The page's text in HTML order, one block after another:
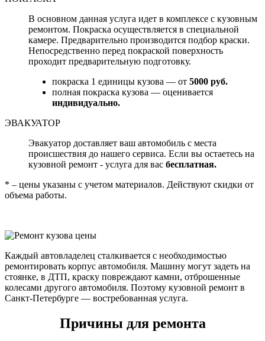
В основном данная услуга идет в комплексе с кузовным
ремонтом. Покраска осуществляется в специальной
камере. Предварительно производится подбор краски.
Непосредственно перед покраской поверхность
проходит предварительную подготовку.
покраска 1 единицы кузова — от 5000 руб.
полная покраска кузова — оценивается
индивидуально.
ЭВАКУАТОР
Эвакуатор доставляет ваш автомобиль с места
происшествия до нашего сервиса. Если вы остаетесь на
кузовной ремонт - услуга для вас бесплатная.
* – цены указаны с учетом материалов. Действуют скидки от
объема работы.
Каждый автовладелец сталкивается с необходимостью
ремонтировать корпус автомобиля. Машину могут задеть на
стоянке, в ДТП, краску повреждают камни, отброшенные
колесами другого автомобиля. Поэтому кузовной ремонт в
Санкт-Петербурге — востребованная услуга.
Причины для ремонта